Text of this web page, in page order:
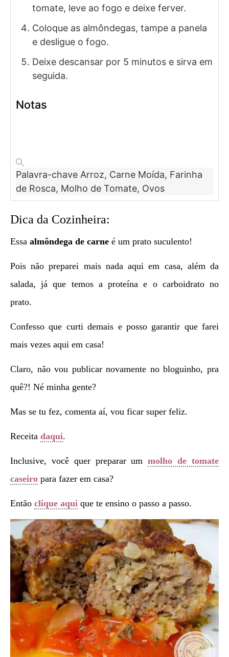
tomate, leve ao fogo e deixe ferver.
Coloque as almôndegas, tampe a panela
e desligue o fogo.
Deixe descansar por 5 minutos e sirva em
seguida.
Notas
Palavra-chave Arroz, Carne Moída, Farinha
de Rosca, Molho de Tomate, Ovos
Dica da Cozinheira:
Essa almôndega de carne é um prato suculento!
Pois não preparei mais nada aqui em casa, além da
salada, já que temos a proteína e o carboidrato no
prato.
Confesso que curti demais e posso garantir que farei
mais vezes aqui em casa!
Claro, não vou publicar novamente no bloguinho, pra
quê?! Né minha gente?
Mas se tu fez, comenta aí, vou ficar super feliz.
Receita daqui.
Inclusive, você quer preparar ummolho de tomate
caseiro para fazer em casa?
Então clique aqui que te ensino o passo a passo.